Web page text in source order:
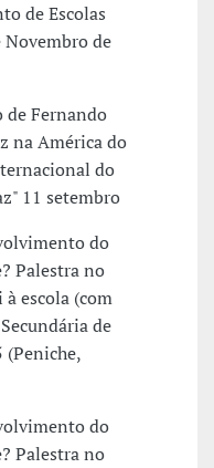
de Escolas
de
de Fernando
na América do
do
11 setembro
do
Palestra no
escola (com
de
(Peniche,
do
Palestra no